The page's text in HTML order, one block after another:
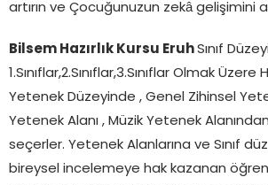
artırın ve Çocuğunuzun zekâ gelişimini
Bilsem Hazırlık Kursu Eruh Sınıf Düzeyi
1.Sınıflar,2.Sınıflar,3.Sınıflar Olmak
Yetenek Düzeyinde , Genel Zihinsel
Yetenek Alanı , Müzik Yetenek
seçerler. Yetenek Alanlarına ve Sınıf
bireysel incelemeye hak kazanan